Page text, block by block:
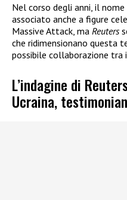
Nel corso degli anni, il
associato anche a figure
Massive Attack, ma Reuters
che ridimensionano questa
possibile collaborazione tra
L’indagine di
Ucraina,